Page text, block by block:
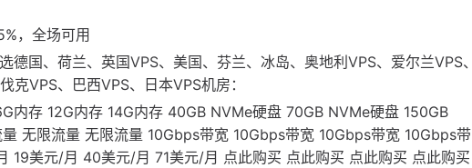
全场可用
国、荷兰、英国VPS、美国、芬兰、冰岛、奥地利VPS、爱尔兰VPS、
克VPS、巴西VPS、日本VPS机房：
内存 12G内存 14G内存 40GB NVMe硬盘 70GB NVMe硬盘 150GB
无限流量 无限流量 10Gbps带宽 10Gbps带宽 10Gbps带宽 10Gbps带
19美元/月 40美元/月 71美元/月 点此购买 点此购买 点此购买 点此购买